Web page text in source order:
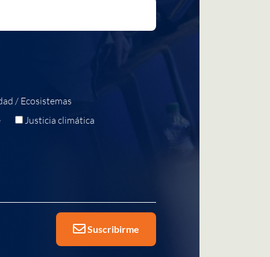
/ Ecosistemas
Justicia climática
Suscribirme